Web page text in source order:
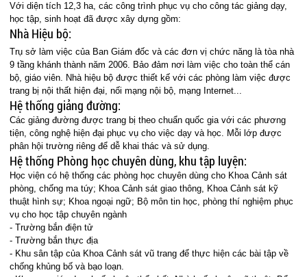
Với diện tích 12,3 ha, các công trình phục vụ cho công tác giảng dạy,
học tập, sinh hoạt đã được xây dựng gồm:
Nhà Hiệu bộ:
Trụ sở làm việc của Ban Giám đốc và các đơn vị chức năng là tòa nhà
9 tầng khánh thành năm 2006. Bảo đảm nơi làm việc cho toàn thể cán
bộ, giáo viên. Nhà hiệu bộ được thiết kế với các phòng làm việc được
trang bị nội thất hiện đại, nối mạng nội bộ, mạng Internet...
Hệ thống giảng đường:
Các giảng đường được trang bị theo chuẩn quốc gia với các phương
tiện, công nghệ hiện đại phục vụ cho việc dạy và học. Mỗi lớp được
phân hội trường riêng để dễ khai thác và sử dụng.
Hệ thống Phòng học chuyên dùng, khu tập luyện:
Học viện có hệ thống các phòng học chuyên dùng cho Khoa Cảnh sát
phòng, chống ma túy; Khoa Cảnh sát giao thông, Khoa Cảnh sát kỹ
thuật hình sự; Khoa ngoại ngữ; Bộ môn tin học, phòng thí nghiệm phục
vụ cho học tập chuyên ngành
- Trường bắn điện tử
- Trường bắn thực địa
- Khu sân tập của Khoa Cảnh sát vũ trang để thực hiện các bài tập về
chống khủng bố và bạo loạn.